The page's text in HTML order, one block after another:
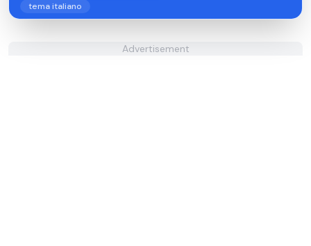
tema italiano
Advertisement